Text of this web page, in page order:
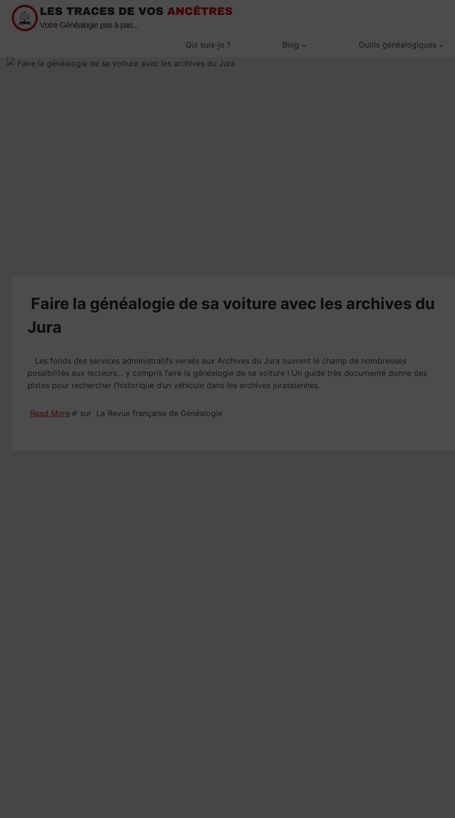
Passer
contenu
Qui suis-je ? Blog Outils généalogiques
​Faire la généalogie de sa voiture avec les archives du
Jura
Les fonds des services administratifs versés aux Archives du Jura ouvrent le champ de nombreuses
possibilités aux lecteurs… y compris faire la généalogie de sa voiture ! Un guide très documenté donne des
pistes pour rechercher l’historique d’un véhicule dans les archives jurassiennes.
Read More sur La Revue française de Généalogie